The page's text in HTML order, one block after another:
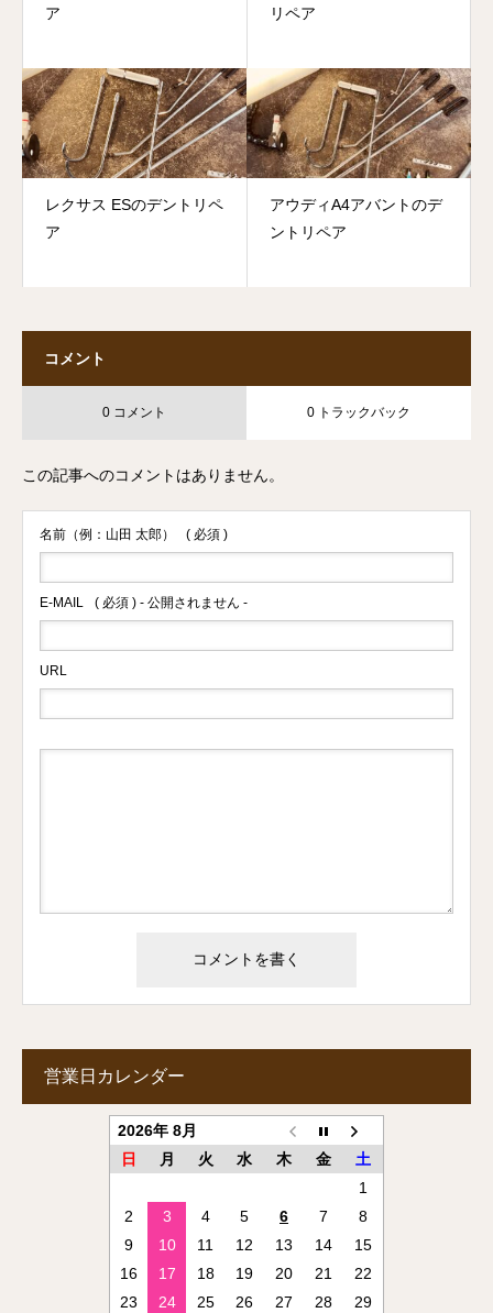
ア リペア
レクサス ESのデントリペ
ア
アウディA4アバントのデ
ントリペア
コメント
0 コメント 0 トラックバック
この記事へのコメントはありません。
名前（例：山田 太郎） ( 必須 )
E-MAIL ( 必須 ) - 公開されません -
URL
営業日カレンダー
2026年 8月
日
月 火 水 木 金
土
1
2
3 4 5 6 7
8
9
10 11 12 13 14
15
16
17 18 19 20 21
22
23
24 25 26 27 28
29